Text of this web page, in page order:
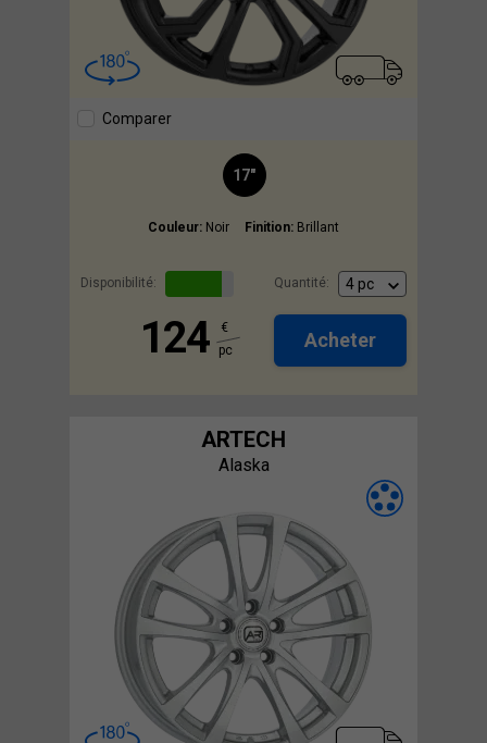
Comparer
17"
Couleur: Noir Finition: Brillant
Disponibilité: Quantité:
124
€
pc
Acheter
ARTECH
Alaska